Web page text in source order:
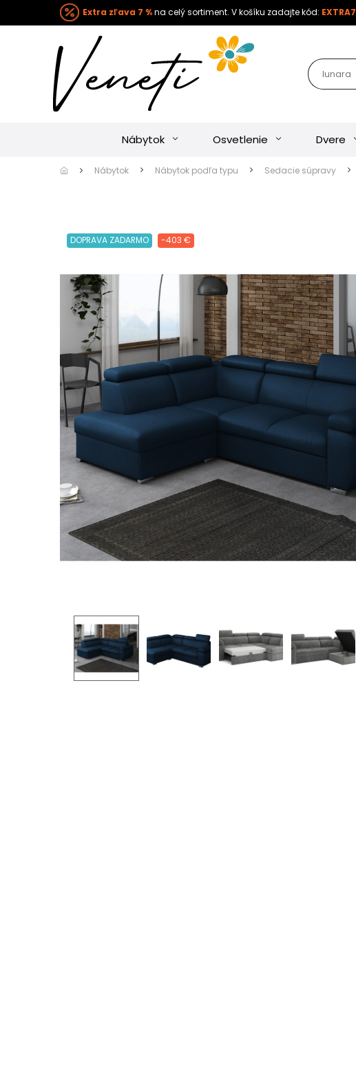
Extra zľava 7 %na celý sortiment. V košíku zadajte kód: EXTRA7
Nábytok Osvetlenie Dvere
Nábytok Nábytok podľa typu Sedacie súpravy
DOPRAVA ZADARMO -403 €